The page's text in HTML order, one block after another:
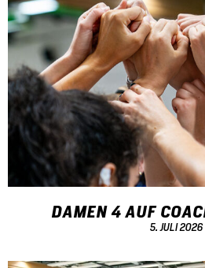
DAMEN 4 AUF
5. JULI 2026